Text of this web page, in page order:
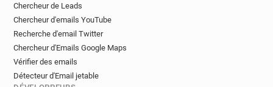
s*******@normandie-univ.fr
v*****@normandie-univ.fr
Chercheur de Leads
Chercheur d'emails YouTube
Recherche d'email Twitter
Chercheur d'Emails Google Maps
Vérifier des emails
Détecteur d'Email jetable